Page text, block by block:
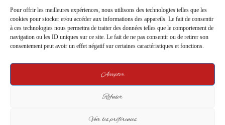
Pour offrir les meilleures expériences, nous utilisons des technologies telles que les
cookies pour stocker et/ou accéder aux informations des appareils. Le fait de consentir
à ces technologies nous permettra de traiter des données telles que le comportement de
navigation ou les ID uniques sur ce site. Le fait de ne pas consentir ou de retirer son
consentement peut avoir un effet négatif sur certaines caractéristiques et fonctions.
Accepter
Refuser
Voir les préférences
Leave a Reply
Your email address will not be published. Required fields are marked*
m